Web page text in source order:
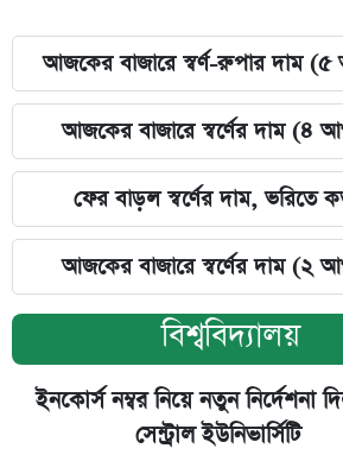
আজকের বাজারে স্বর্ণ-রুপার দাম (৫
আজকের বাজারে স্বর্ণের দাম (৪
ফের বাড়ল স্বর্ণের দাম, ভরিতে
আজকের বাজারে স্বর্ণের দাম (২
বিশ্ববিদ্যালয়
ইনকোর্স নম্বর নিয়ে নতুন নির্দেশনা
সেন্ট্রাল ইউনিভার্সিটি